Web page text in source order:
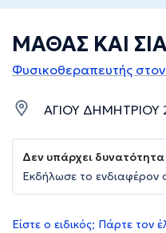
ΜΑΘΑΣ ΚΑΙ
Φυσικοθεραπευτής
ΑΓΙΟΥ ΔΗΜΗΤΡΙΟΥ
Δεν υπάρχει
Εκδήλωσε το ενδιαφέρον
Είστε ο ειδικός; Πάρτε τον